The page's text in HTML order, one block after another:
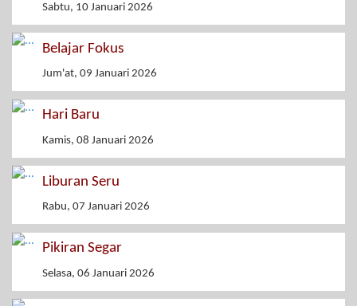
Sabtu, 10 Januari 2026
Belajar Fokus
Jum'at, 09 Januari 2026
Hari Baru
Kamis, 08 Januari 2026
Liburan Seru
Rabu, 07 Januari 2026
Pikiran Segar
Selasa, 06 Januari 2026